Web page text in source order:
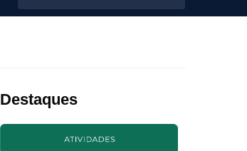
for:
Destaques